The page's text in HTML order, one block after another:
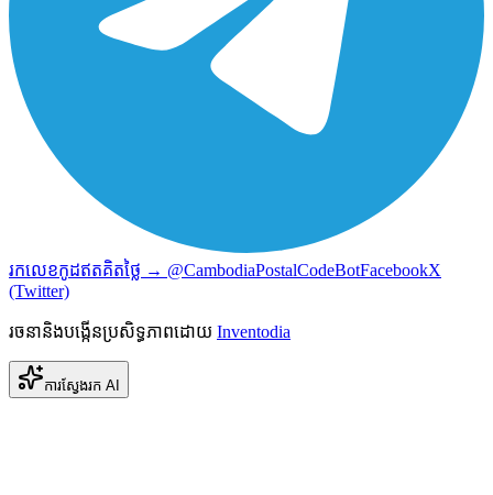
រកលេខកូដឥតគិតថ្លៃ → @CambodiaPostalCodeBotFacebookX
(Twitter)
រចនានិងបង្កើនប្រសិទ្ធភាពដោយ Inventodia
ការស្វែងរក AI